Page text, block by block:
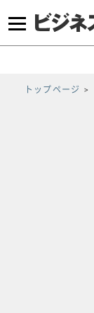
トップページ